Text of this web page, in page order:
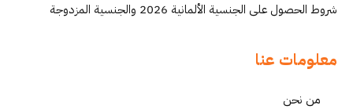
شروط الحصول على الجنسية الألمانية 2026 والجنسية المزدوجة
معلومات عنا
من نحن